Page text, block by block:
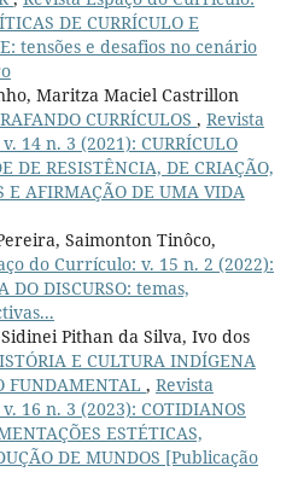
DE CURRÍCULO E
tensões e desafios no cenário
Maritza Maciel Castrillon
CURRÍCULOS , Revista
14 n. 3 (2021): CURRÍCULO
DE RESISTÊNCIA, DE CRIAÇÃO,
E AFIRMAÇÃO DE UMA VIDA
Saimonton Tinôco,
do Currículo: v. 15 n. 2 (2022):
DO DISCURSO: temas,
Pithan da Silva, Ivo dos
E CULTURA INDÍGENA
FUNDAMENTAL , Revista
16 n. 3 (2023): COTIDIANOS
ESTÉTICAS,
DE MUNDOS [Publicação